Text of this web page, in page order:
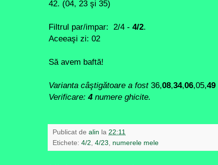
42. (04, 23 şi 35)
Filtrul par/impar: 2/4 - 4/2.
Aceeaşi zi: 02
Să avem baftă!
Varianta câştigătoare a fost 36,08,34,06,05,49
Verificare:4 numere ghicite.
Publicat de alin la 22:11
Etichete: 4/2 4/23 numerele mele